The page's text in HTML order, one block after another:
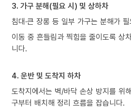
3. 가구 분해(필요 시) 및 상하차
침대·큰 장롱 등 일부 가구는 분해가
이동 중 흔들림과 찍힘을 줄이도록 상
니다.
4. 운반 및 도착지 하차
도착지에서는 벽/바닥 손상 방지를 위
구부터 배치해 정리 흐름을 잡습니다.